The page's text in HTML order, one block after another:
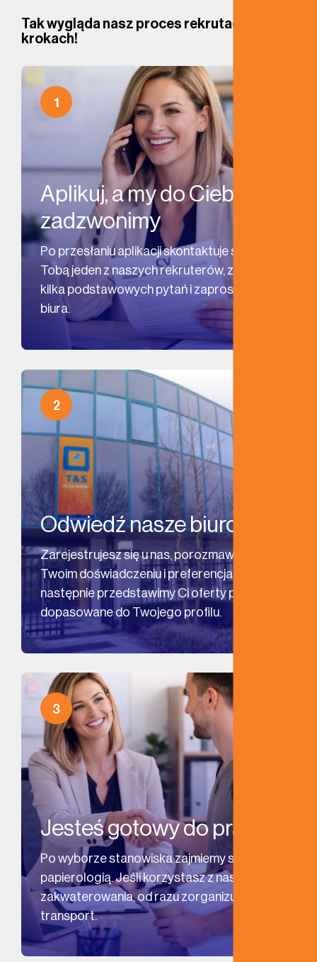
Tak wygląda nasz proces rekrutacji w kilku
krokach!
1
Aplikuj, a my do Ciebie
zadzwonimy
Po przesłaniu aplikacji skontaktuje się z
Tobą jeden z naszych rekruterów, zada
kilka podstawowych pytań i zaprosi Cię do
biura.
2
Odwiedź nasze biuro
Zarejestrujesz się u nas, porozmawiamy o
Twoim doświadczeniu i preferencjach, a
następnie przedstawimy Ci oferty pracy
dopasowane do Twojego profilu.
3
Jesteś gotowy do pracy!
Po wyborze stanowiska zajmiemy się całą
papierologią. Jeśli korzystasz z naszego
zakwaterowania, od razu zorganizujemy
transport.